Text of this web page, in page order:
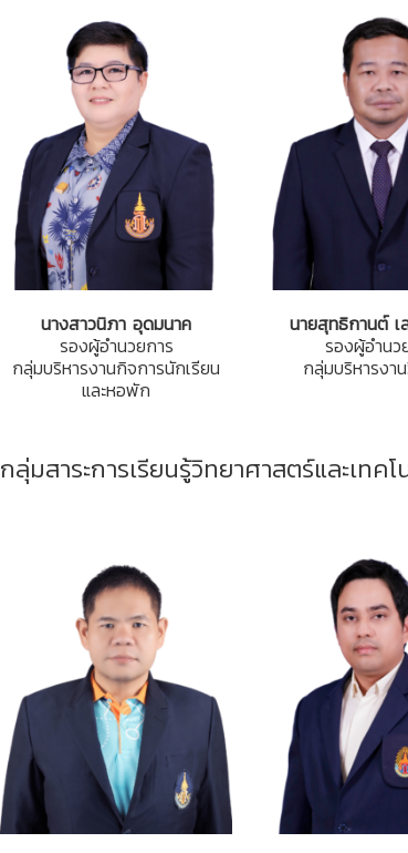
นางสาวนิภา อุดมนาค
รองผู้อำนวยการ
กลุ่มบริหารงานกิจการนักเรียน
และหอพัก
นายสุทธิกานต์
รองผู้อำนว
กลุ่มบริหารงา
กลุ่มสาระการเรียนรู้วิทยาศาสตร์และเทคโ